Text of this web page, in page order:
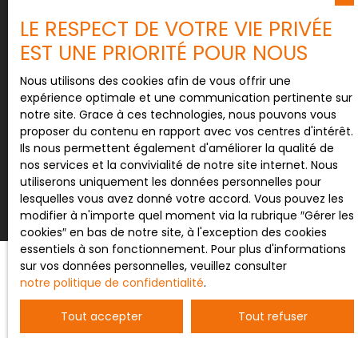
Pour en savoir plus sur le traitement de vos
politique de confidentialité.
Recevoir des annonces
JE RECHERCHE UN BIEN
LE RESPECT DE VOTRE VIE PRIVÉE
EST UNE PRIORITÉ POUR NOUS
Nous utilisons des cookies afin de vous offrir une
expérience optimale et une communication pertinente sur
notre site. Grace à ces technologies, nous pouvons vous
proposer du contenu en rapport avec vos centres d'intérêt.
Ils nous permettent également d'améliorer la qualité de
nos services et la convivialité de notre site internet. Nous
utiliserons uniquement les données personnelles pour
lesquelles vous avez donné votre accord. Vous pouvez les
modifier à n'importe quel moment via la rubrique ″Gérer les
cookies″ en bas de notre site, à l'exception des cookies
essentiels à son fonctionnement. Pour plus d'informations
sur vos données personnelles, veuillez consulter
notre politique de confidentialité.
Tout accepter Tout refuser